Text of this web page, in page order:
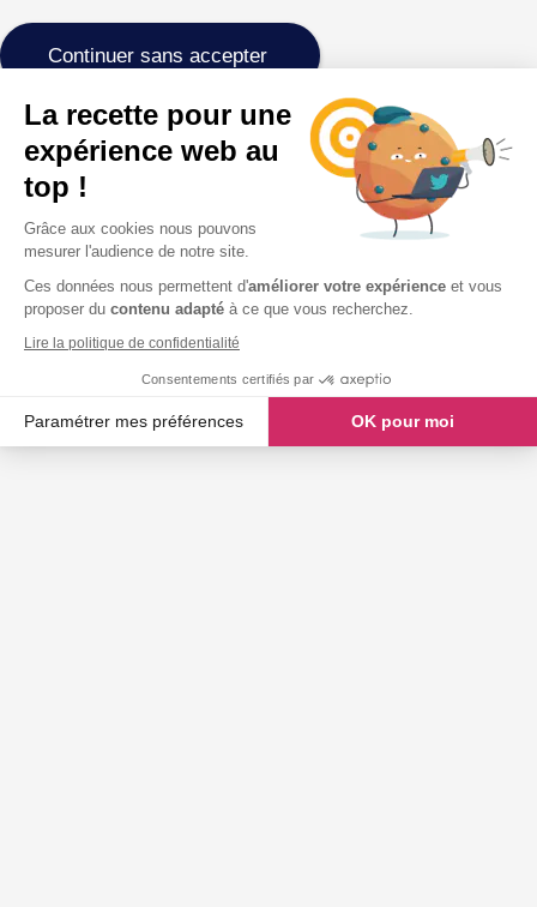
Continuer sans accepter
La recette pour une
expérience web au
top !
Grâce aux cookies nous pouvons
mesurer l'audience de notre site.
Ces données nous permettent d'améliorer votre expérience et vous
proposer du contenu adapté à ce que vous recherchez.
Lire la politique de confidentialité
Consentements certifiés par
Paramétrer mes préférences OK pour moi